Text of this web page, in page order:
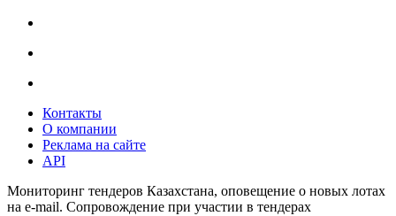
Контакты
О компании
Реклама на сайте
API
Мониторинг тендеров Казахстана, оповещение о новых лотах
на e-mail. Сопровождение при участии в тендерах